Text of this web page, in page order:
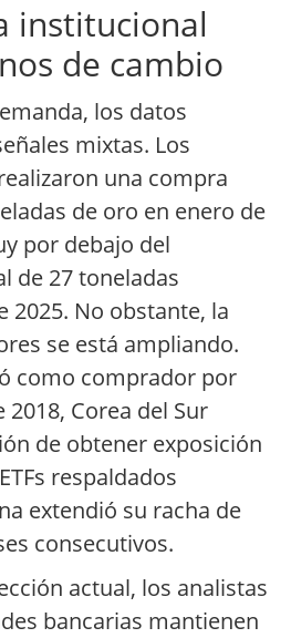
institucional
de cambio
los datos
mixtas. Los
una compra
de oro en enero de
por debajo del
de 27 toneladas
2025. No obstante, la
se está ampliando.
como comprador por
Corea del Sur
de obtener exposición
respaldados
extendió su racha de
consecutivos.
actual, los analistas
bancarias mantienen